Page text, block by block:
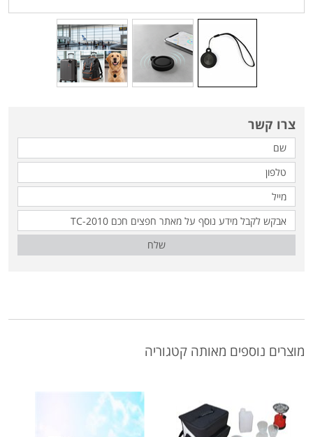
צרו קשר
שלח
מוצרים נוספים מאותה קטגוריה